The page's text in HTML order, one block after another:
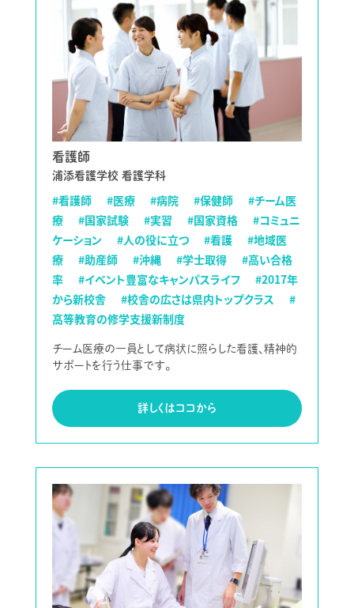
看護師
浦添看護学校 看護学科
#看護師 #医療 #病院 #保健師
#チーム医
療
#国家試験 #実習 #国家資格
#コミュニ
ケーション
#人の役に立つ #看護
#地域医
療
#助産師 #沖縄 #学士取得
#高い合格
率
#イベント豊富なキャンパスライフ
#2017年
から新校舎
#校舎の広さは県内トップクラス
#
高等教育の修学支援新制度
チーム医療の一員として病状に照らした看護、精神的
サポートを行う仕事です。
詳しくはココから